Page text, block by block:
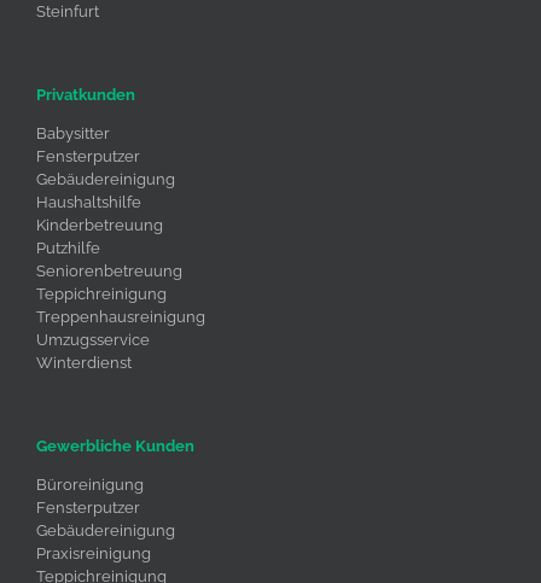
Steinfurt
Privatkunden
Babysitter
Fensterputzer
Gebäudereinigung
Haushaltshilfe
Kinderbetreuung
Putzhilfe
Seniorenbetreuung
Teppichreinigung
Treppenhausreinigung
Umzugsservice
Winterdienst
Gewerbliche Kunden
Büroreinigung
Fensterputzer
Gebäudereinigung
Praxisreinigung
Teppichreinigung